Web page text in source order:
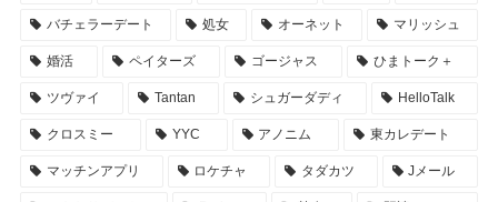
バチェラーデート 処女 オーネット マリッシュ
婚活 ペイターズ ゴージャス ひまトーク＋
ツヴァイ Tantan シュガーダディ HelloTalk
クロスミー YYC アノニム 東カレデート
マッチンアプリ ロケチャ タダカツ Jメール